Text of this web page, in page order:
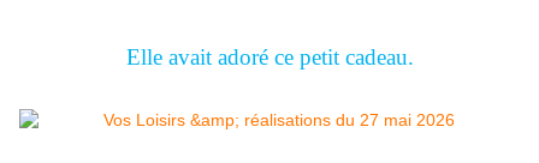
Elle avait adoré ce petit cadeau.